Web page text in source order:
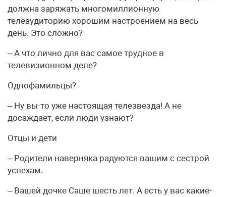
должна заряжать многомиллионную
телеаудиторию хорошим настроением на весь
день. Это сложно?
– А что лично для вас самое трудное в
телевизионном деле?
Однофамильцы?
– Ну вы-то уже настоящая телезвезда! А не
досаждает, если люди узнают?
Отцы и дети
– Родители наверняка радуются вашим с сестрой
успехам.
– Вашей дочке Саше шесть лет. А есть у вас какие-